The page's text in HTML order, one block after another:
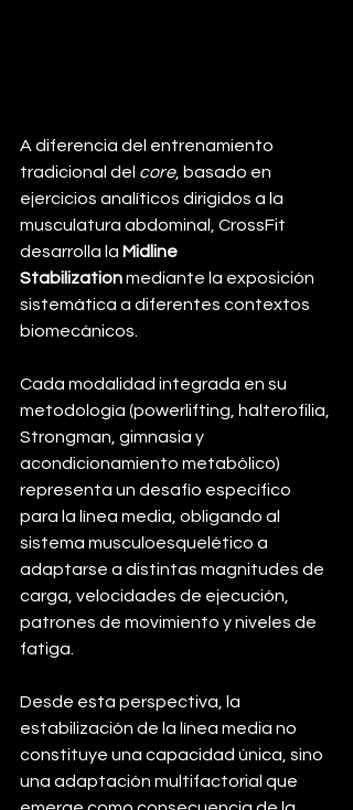
A diferencia del entrenamiento
tradicional del core, basado en
ejercicios analíticos dirigidos a la
musculatura abdominal, CrossFit
desarrolla la Midline
Stabilization mediante la exposición
sistemática a diferentes contextos
biomecánicos.
Cada modalidad integrada en su
metodología (powerlifting, halterofilia,
Strongman, gimnasia y
acondicionamiento metabólico)
representa un desafío específico
para la línea media, obligando al
sistema musculoesquelético a
adaptarse a distintas magnitudes de
carga, velocidades de ejecución,
patrones de movimiento y niveles de
fatiga.
Desde esta perspectiva, la
estabilización de la línea media no
constituye una capacidad única, sino
una adaptación multifactorial que